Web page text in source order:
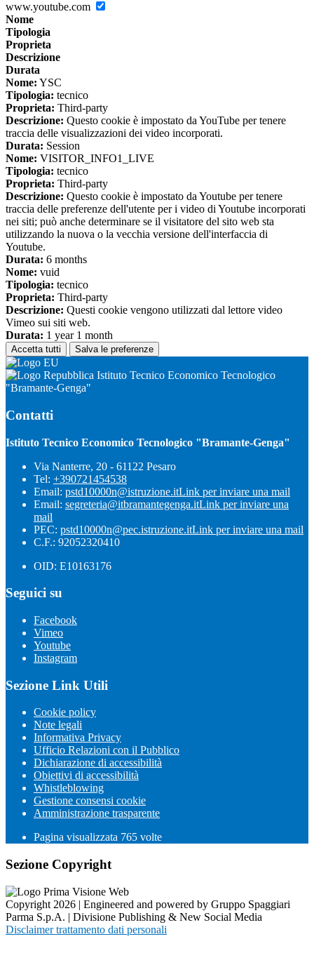
www.youtube.com
Nome
Tipologia
Proprieta
Descrizione
Durata
Nome: YSC
Tipologia: tecnico
Proprieta: Third-party
Descrizione: Questo cookie è impostato da YouTube per tenere
traccia delle visualizzazioni dei video incorporati.
Durata: Session
Nome: VISITOR_INFO1_LIVE
Tipologia: tecnico
Proprieta: Third-party
Descrizione: Questo cookie è impostato da Youtube per tenere
traccia delle preferenze dell'utente per i video di Youtube incorporati
nei siti; può anche determinare se il visitatore del sito web sta
utilizzando la nuova o la vecchia versione dell'interfaccia di
Youtube.
Durata: 6 months
Nome: vuid
Tipologia: tecnico
Proprieta: Third-party
Descrizione: Questi cookie vengono utilizzati dal lettore video
Vimeo sui siti web.
Durata: 1 year 1 month
Accetta tutti Salva le preferenze
Istituto Tecnico Economico Tecnologico
"Bramante-Genga"
Contatti
Istituto Tecnico Economico Tecnologico "Bramante-Genga"
Via Nanterre, 20 - 61122 Pesaro
Tel: +390721454538
Email: pstd10000n@istruzione.itLink per inviare una mail
Email: segreteria@itbramantegenga.itLink per inviare una
mail
PEC: pstd10000n@pec.istruzione.itLink per inviare una mail
C.F.: 92052320410
OID: E10163176
Seguici su
Facebook
Vimeo
Youtube
Instagram
Sezione Link Utili
Cookie policy
Note legali
Informativa Privacy
Ufficio Relazioni con il Pubblico
Dichiarazione di accessibilità
Obiettivi di accessibilità
Whistleblowing
Gestione consensi cookie
Amministrazione trasparente
Pagina visualizzata 765 volte
Sezione Copyright
Copyright 2026 | Engineered and powered by Gruppo Spaggiari
Parma S.p.A. | Divisione Publishing & New Social Media
Disclaimer trattamento dati personali